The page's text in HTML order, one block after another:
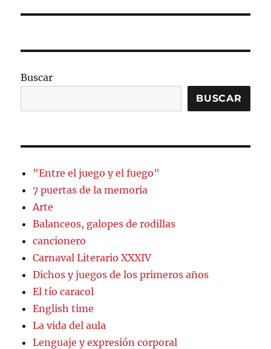
Buscar
BUSCAR
"Entre el juego y el fuego"
7 puertas de la memoria
Arte
Balanceos, galopes de rodillas
cancionero
Carnaval Literario XXXIV
Dichos y juegos de los primeros años
El tío caracol
English time
La vida del aula
Lenguaje y expresión corporal